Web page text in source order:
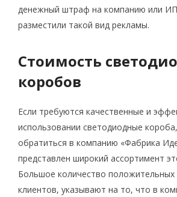
денежный штраф на компанию или
разместили такой вид рекламы.
Стоимость
коробов
Если требуются качественные и
использовании светодиодные
обратиться в компанию «Фабрика
представлен широкий ассортимент
Большое количество
клиентов, указывают на то, что в